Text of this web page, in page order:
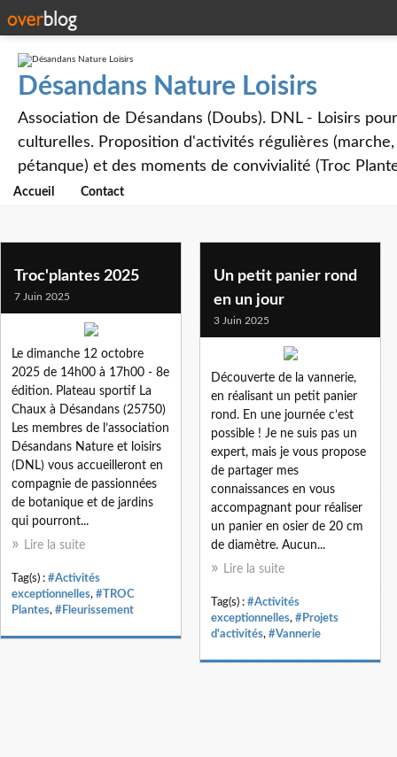
Désandans Nature Loisirs
Association de Désandans (Doubs). DNL - Loisirs
culturelles. Proposition d'activités régulières
pétanque) et des moments de convivialité (Troc
Accueil Contact
Troc'plantes 2025
7 Juin 2025
Le dimanche 12 octobre
2025 de 14h00 à 17h00 - 8e
édition. Plateau sportif La
Chaux à Désandans (25750)
Les membres de l’association
Désandans Nature et loisirs
(DNL) vous accueilleront en
compagnie de passionnées
de botanique et de jardins
qui pourront...
Lire la suite
Tag(s) : #Activités
exceptionnelles, #TROC
Plantes, #Fleurissement
Un petit panier rond
en un jour
3 Juin 2025
Découverte de la vannerie,
en réalisant un petit panier
rond. En une journée c’est
possible ! Je ne suis pas un
expert, mais je vous propose
de partager mes
connaissances en vous
accompagnant pour réaliser
un panier en osier de 20 cm
de diamètre. Aucun...
Lire la suite
Tag(s) : #Activités
exceptionnelles, #Projets
d'activités, #Vannerie